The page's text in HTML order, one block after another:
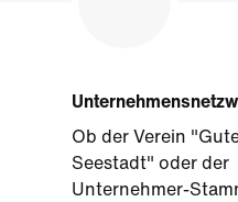
Ob der Verein
Seestadt" oder der
Unternehmer-